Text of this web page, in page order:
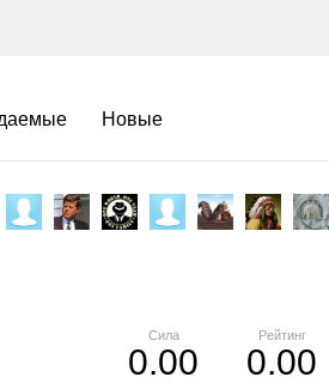
Новые
Рейтинг
0.00
Сила
0.00